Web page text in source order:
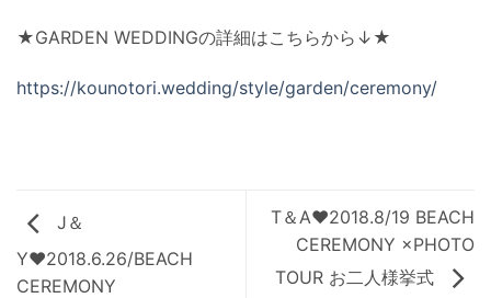
★GARDEN WEDDINGの詳細はこちらから↓★
https://kounotori.wedding/style/garden/ceremony/
J＆
Y♥2018.6.26/BEACH
CEREMONY
T＆A♥2018.8/19 BEACH
CEREMONY ×PHOTO
TOUR お二人様挙式